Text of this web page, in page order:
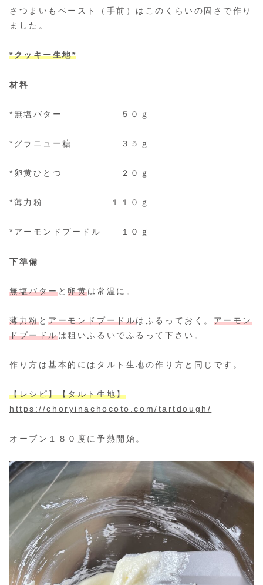
さつまいもペースト（手前）はこのくらいの固さで作り
ました。
*クッキー生地*
材料
*無塩バター ５０ｇ
*グラニュー糖 ３５ｇ
*卵黄ひとつ ２０ｇ
*薄力粉 １１０ｇ
*アーモンドプードル １０ｇ
下準備
無塩バターと卵黄は常温に。
薄力粉とアーモンドプードルはふるっておく。 アーモン
ドプードルは粗いふるいでふるって下さい。
作り方は基本的にはタルト生地の作り方と同じです。
【レシピ】【タルト生地】
https://choryinachocoto.com/tartdough/
オーブン１８０度に予熱開始。